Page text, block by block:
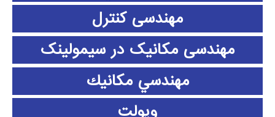
مهندسی کنترل
مهندسی مکانیک در سیمولینک
مهندسي مكانيك
ویولت